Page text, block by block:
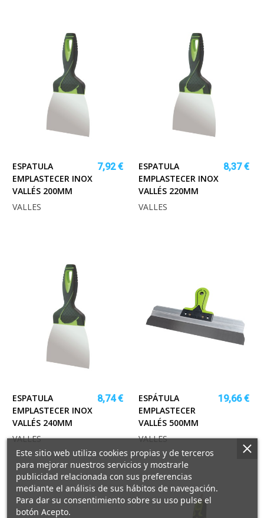
ESPATULA
EMPLASTECER INOX
VALLÉS 200MM
7,92 €
VALLES
ESPATULA
EMPLASTECER INOX
VALLÉS 220MM
8,37 €
VALLES
ESPATULA
EMPLASTECER INOX
VALLÉS 240MM
8,74 €
VALLES
ESPÁTULA
EMPLASTECER
VALLÉS 500MM
19,66 €
VALLES
Este sitio web utiliza cookies propias y de terceros
para mejorar nuestros servicios y mostrarle
publicidad relacionada con sus preferencias
mediante el análisis de sus hábitos de navegación.
Para dar su consentimiento sobre su uso pulse el
botón Acepto.